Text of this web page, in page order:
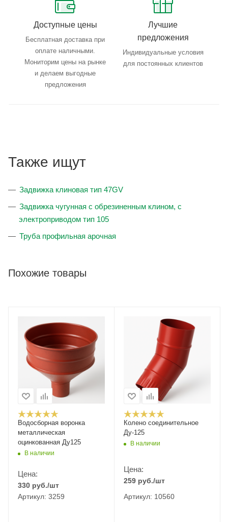
Доступные цены
Бесплатная доставка при
оплате наличными.
Мониторим цены на рынке
и делаем выгодные
предложения
Лучшие
предложения
Индивидуальные условия
для постоянных клиентов
Также ищут
Задвижка клиновая тип 47GV
Задвижка чугунная с обрезиненным клином, с
электроприводом тип 105
Труба профильная арочная
Похожие товары
Водосборная воронка
металлическая
оцинкованная Ду125
В наличии
Цена:
330 руб./шт
Артикул: 3259
Колено соединительное
Ду-125
В наличии
Цена:
259 руб./шт
Артикул: 10560